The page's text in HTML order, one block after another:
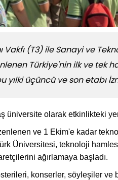
Vakfı (T3) ile Sanayi ve
Türkiye'nin ilk ve tek
yılki üçüncü ve son etabı
üniversite olarak etkinlikteki
ve 1 Ekim'e kadar
Üniversitesi, teknoloji
ağırlamaya başladı.
konserler, söyleşiler ve